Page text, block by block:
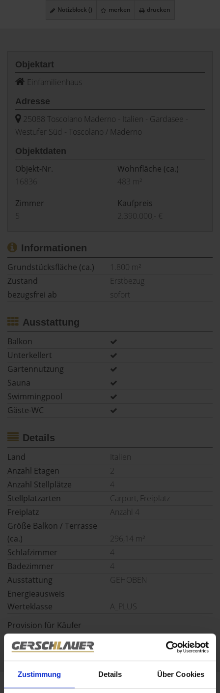
Zustimmung Details Über Cookies
Notizblock () merken drucken
Objektart
Einfamilienhaus
Adresse
25088 Toscolano Maderno - Italien - Gardasee -
Westufer Süd - Toscolano / Maderno
Objektdaten
Objekt-Nr.
16836
Wohnfläche (ca.)
483 m²
Zimmer
5
Kaufpreis
2.390.000,- €
Informationen
Grundstücksfläche (ca.)
1.800 m²
Zustand
Erstbezug
bezugsfrei ab
sofort
Ausstattung
Balkon
Unterkellert
Gartennutzung
Sauna
Swimmingpool
Gäste-WC
Details
Land
Italien
Anzahl Etagen
2
Anzahl Stellplätze
4
Stellplatzarten
Carport, Freiplatz
Freiplatz
Anzahl 4
Größe Balkon / Terrasse
(ca.)
296,14 m²
Schlafzimmer
4
Badezimmer
4
Ausstattung
GEHOBEN
Energieausweis
Werteklasse
A_PLUS
Provision für Käufer